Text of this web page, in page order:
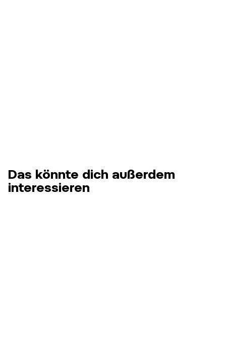
Das könnte dich außerdem
interessieren